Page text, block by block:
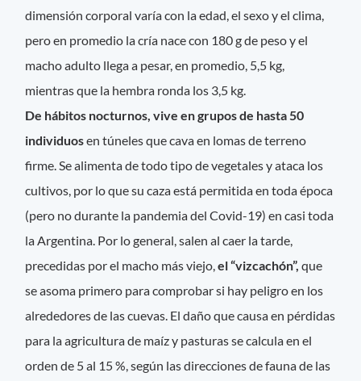
dimensión corporal varía con la edad, el sexo y el clima,
pero en promedio la cría nace con 180 g de peso y el
macho adulto llega a pesar, en promedio, 5,5 kg,
mientras que la hembra ronda los 3,5 kg.
De hábitos nocturnos, vive en grupos de hasta 50
individuosen túneles que cava en lomas de terreno
firme. Se alimenta de todo tipo de vegetales y ataca los
cultivos, por lo que su caza está permitida en toda época
(pero no durante la pandemia del Covid-19) en casi toda
la Argentina. Por lo general, salen al caer la tarde,
precedidas por el macho más viejo,el “vizcachón”, que
se asoma primero para comprobar si hay peligro en los
alrededores de las cuevas. El daño que causa en pérdidas
para la agricultura de maíz y pasturas se calcula en el
orden de 5 al 15 %, según las direcciones de fauna de las